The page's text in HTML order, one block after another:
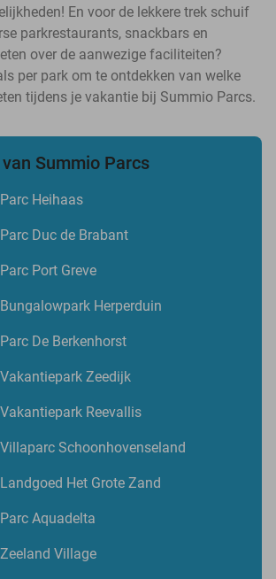
En voor de lekkere trek schuif
parkrestaurants, snackbars en
over de aanwezige faciliteiten?
per park om te ontdekken van welke
tijdens je vakantie bij Summio Parcs.
Summio Parcs
Heihaas
Duc de Brabant
Port Greve
Herperduin
De Berkenhorst
Zeedijk
Reevallis
Schoonhovenseland
Het Grote Zand
Aquadelta
Village